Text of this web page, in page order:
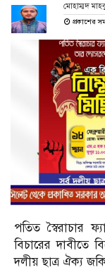
মোহাম্মদ
প্রকাশের
পতিত স্বৈরাচার
বিচারের দাবীতে
দলীয় ছাত্র ঐক্য